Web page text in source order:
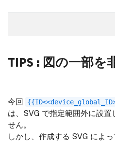
TIPS : 図の一部を
今回
は、SVG で指定範囲外に設置
せん。
しかし、作成する SVG によ